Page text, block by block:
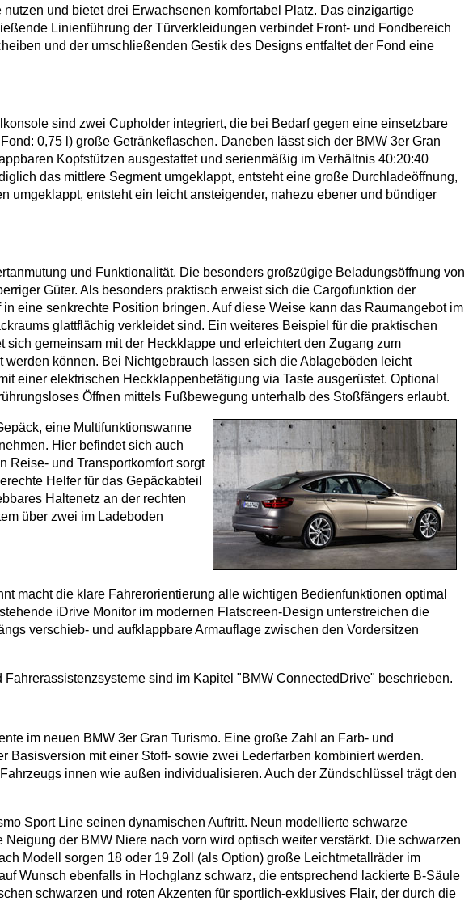
und bietet drei Erwachsenen komfortabel Platz. Das einzigartige
Linienführung der Türverkleidungen verbindet Front- und Fondbereich
und der umschließenden Gestik des Designs entfaltet der Fond eine
sind zwei Cupholder integriert, die bei Bedarf gegen eine einsetzbare
0,75 l) große Getränkeflaschen. Daneben lässt sich der BMW 3er Gran
Kopfstützen ausgestattet und serienmäßig im Verhältnis 40:20:40
das mittlere Segment umgeklappt, entsteht eine große Durchladeöffnung,
entsteht ein leicht ansteigender, nahezu ebener und bündiger
und Funktionalität. Die besonders großzügige Beladungsöffnung von
Güter. Als besonders praktisch erweist sich die Cargofunktion der
eine senkrechte Position bringen. Auf diese Weise kann das Raumangebot im
glattflächig verkleidet sind. Ein weiteres Beispiel für die praktischen
gemeinsam mit der Heckklappe und erleichtert den Zugang zum
können. Bei Nichtgebrauch lassen sich die Ablageböden leicht
einer elektrischen Heckklappenbetätigung via Taste ausgerüstet. Optional
Öffnen mittels Fußbewegung unterhalb des Stoßfängers erlaubt.
eine Multifunktionswanne
Hier befindet sich auch
Reise- und Transportkomfort sorgt
Helfer für das Gepäckabteil
Haltenetz an der rechten
über zwei im Ladeboden
macht die klare Fahrerorientierung alle wichtigen Bedienfunktionen optimal
iDrive Monitor im modernen Flatscreen-Design unterstreichen die
verschieb- und aufklappbare Armauflage zwischen den Vordersitzen
sind im Kapitel "BMW ConnectedDrive" beschrieben.
im neuen BMW 3er Gran Turismo. Eine große Zahl an Farb- und
mit einer Stoff- sowie zwei Lederfarben kombiniert werden.
innen wie außen individualisieren. Auch der Zündschlüssel trägt den
Sport Line seinen dynamischen Auftritt. Neun modellierte schwarze
der BMW Niere nach vorn wird optisch weiter verstärkt. Die schwarzen
Modell sorgen 18 oder 19 Zoll (als Option) große Leichtmetallräder im
Wunsch ebenfalls in Hochglanz schwarz, die entsprechend lackierte B-Säule
schwarzen und roten Akzenten für sportlich-exklusives Flair, der durch die